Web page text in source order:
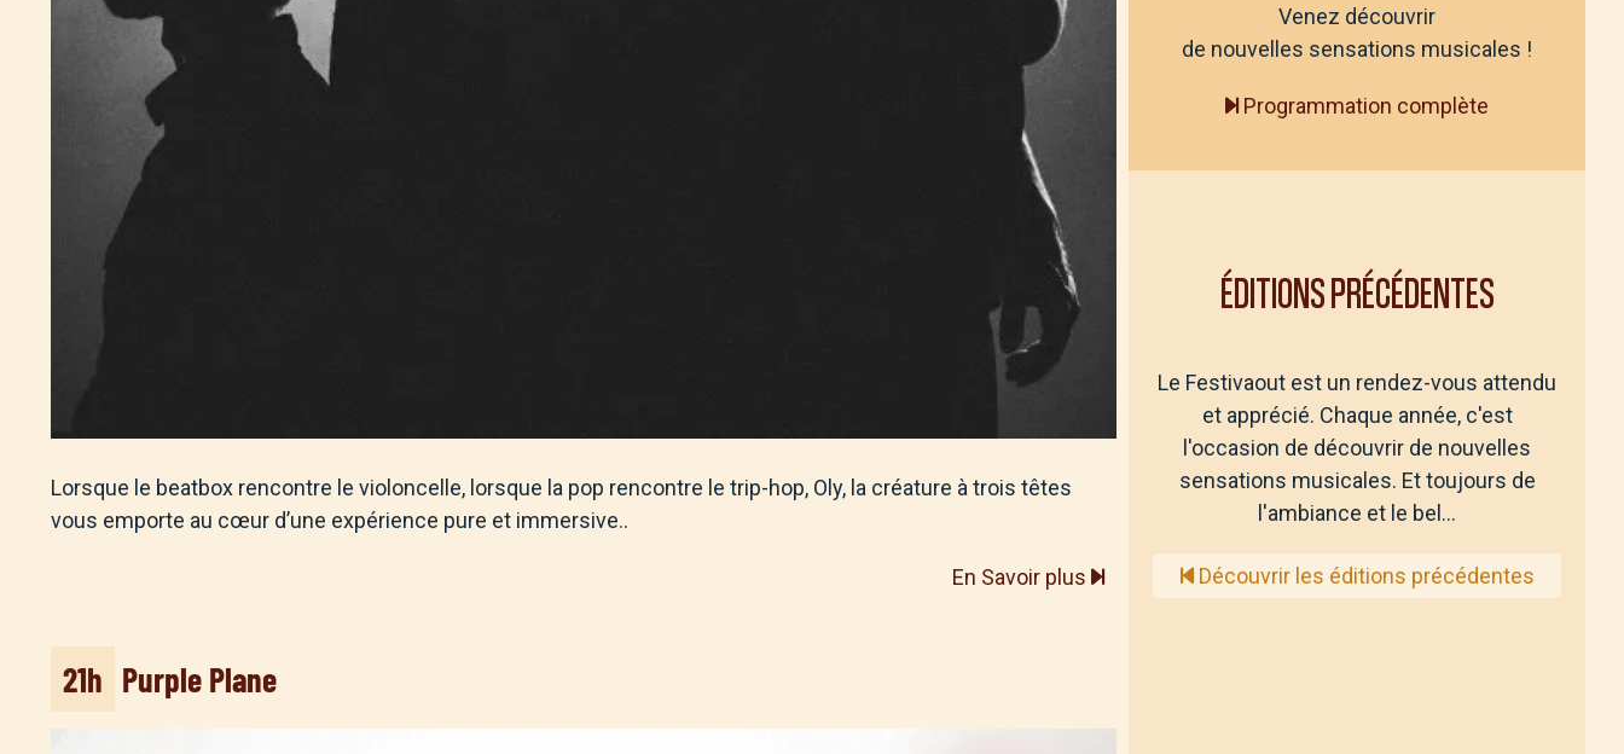
Lorsque le beatbox rencontre le violoncelle, lorsque la pop rencontre le trip-hop, Oly, la créature à trois têtes
vous emporte au cœur d’une expérience pure et immersive..
En Savoir plus
21h Purple Plane
Venez découvrir
de nouvelles sensations musicales !
Programmation complète
ÉDITIONS PRÉCÉDENTES
Le Festivaout est un rendez-vous attendu
et apprécié. Chaque année, c'est
l'occasion de découvrir de nouvelles
sensations musicales. Et toujours de
l'ambiance et le bel…
Découvrir les éditions précédentes